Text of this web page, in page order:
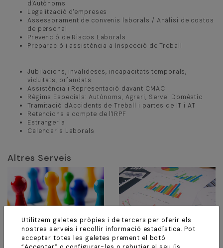
d'Autònoms
Legalització d'empreses
Assessorament de convenis laborals / Anàlisi de costos
de personal
Prevenció de Riscos Laborals
Preparació i assistència a Inspecció de Treball
Jubilacions, invalideses, incapacitats temporals,
viduïtats, orfandats
Assistència i Representació davant CMAC
Règims Especials: Autònoms, Agrari, Servei Domèstic
Tramitació d'Accidents de Treball i partes de IT i AT
Retencions a compte de l'IRPF
Estrangeria
Calendaris Laborals
Altres Serveis
Utilitzem galetes pròpies i de tercers per oferir els
nostres serveis i recollir informació estadística. Pot
acceptar totes les galetes prement el botó